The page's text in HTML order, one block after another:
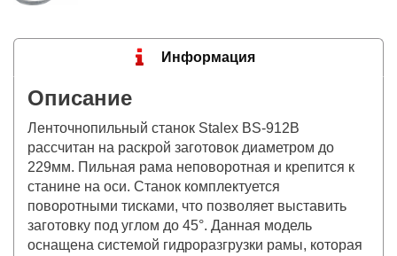
Информация
Описание
Ленточнопильный станок Stalex BS-912B
рассчитан на раскрой заготовок диаметром до
229мм. Пильная рама неповоротная и крепится к
станине на оси. Станок комплектуется
поворотными тисками, что позволяет выставить
заготовку под углом до 45°. Данная модель
оснащена системой гидроразгрузки рамы, которая